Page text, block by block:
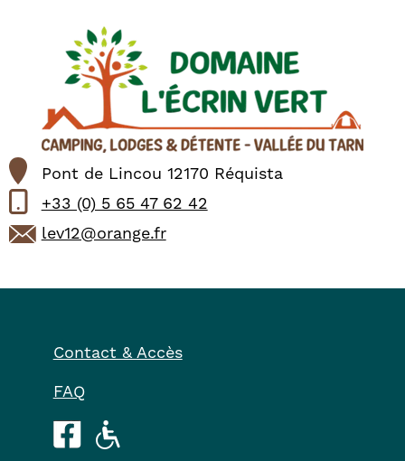
Pont de Lincou 12170 Réquista
+33 (0) 5 65 47 62 42
lev12@orange.fr
Contact & Accès
FAQ